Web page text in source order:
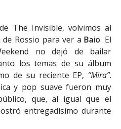
The Invisible, volvimos al
Rossio para ver a Baio. El
no dejó de bailar
los temas de su álbum
de su reciente EP, “Mira”.
y pop suave fueron muy
que, al igual que el
entregadísimo durante